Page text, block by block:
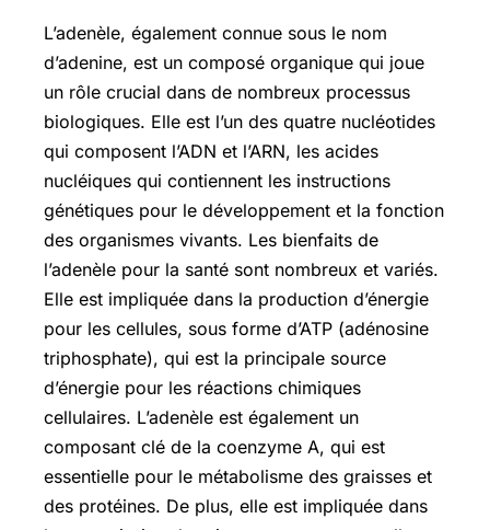
L’adenèle, également connue sous le nom
d’adenine, est un composé organique qui joue
un rôle crucial dans de nombreux processus
biologiques. Elle est l’un des quatre nucléotides
qui composent l’ADN et l’ARN, les acides
nucléiques qui contiennent les instructions
génétiques pour le développement et la fonction
des organismes vivants. Les bienfaits de
l’adenèle pour la santé sont nombreux et variés.
Elle est impliquée dans la production d’énergie
pour les cellules, sous forme d’ATP (adénosine
triphosphate), qui est la principale source
d’énergie pour les réactions chimiques
cellulaires. L’adenèle est également un
composant clé de la coenzyme A, qui est
essentielle pour le métabolisme des graisses et
des protéines. De plus, elle est impliquée dans